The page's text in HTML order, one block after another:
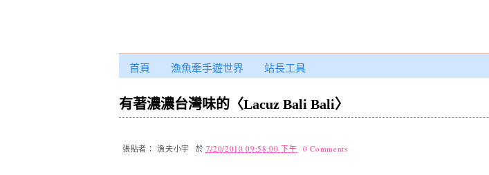
首頁 漁魚牽手遊世界 站長工具
有著濃濃台灣味的〈Lacuz Bali Bali〉
張貼者：漁夫小宇 於 7/20/2010 09:58:00 下午 0 Comments